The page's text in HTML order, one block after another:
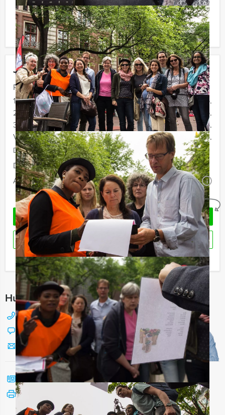
Jouw uitje
Prijs :
12 - 19 personen
€ 59,50 p.p.
20 - 29 personen
€ 56,50 p.p.
30 - 39 personen
€ 54,50 p.p.
Vanaf 40 personen
€ 52,50 p.p.
De prijzen zijn exclusief BTW
Duur:
4 uur en 30 minuten
Aantal:
Minimaal 12 personen i
Geheel vrijblijvend
OFFERTE AANVRAGEN
RESERVEREN
Ik heb een vraag over dit uitje
Hulp nodig bij het kiezen?
088 428 81 17
Chat met Jeroen
Stuur ons een mailtje
Bel mij terug
Bekijk printbare versie
Komt u niet aan het minimale aantal deelnemers? Als u
bereid bent voor het minimale aantal te betalen, kunt u
ook gewoon voor minder personen boeken.